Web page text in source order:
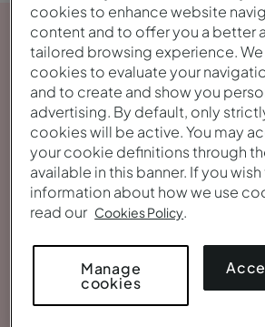
cookies to enhance website
content and to offer you a better
tailored browsing experience. We
cookies to evaluate your
and to create and show you
advertising. By default, only
cookies will be active. You may
your cookie definitions through
available in this banner. If you
information about how we use
read our Cookies Policy.
Manage
cookies